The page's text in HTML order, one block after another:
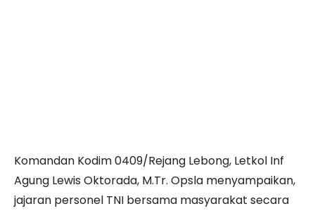
Komandan Kodim 0409/Rejang Lebong, Letkol Inf
Agung Lewis Oktorada, M.Tr. Opsla menyampaikan,
jajaran personel TNI bersama masyarakat secara